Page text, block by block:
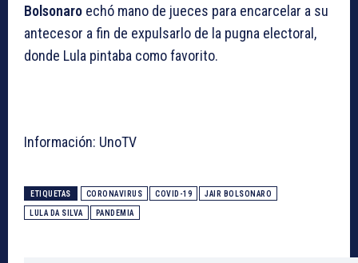
Bolsonaro echó mano de jueces para encarcelar a su
antecesor a fin de expulsarlo de la pugna electoral,
donde Lula pintaba como favorito.
Información: UnoTV
ETIQUETAS CORONAVIRUS COVID-19 JAIR BOLSONARO
LULA DA SILVA PANDEMIA